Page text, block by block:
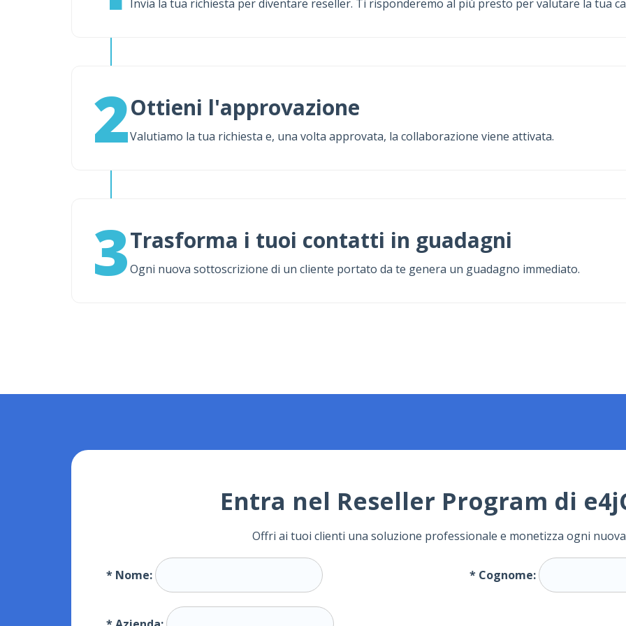
Invia la tua richiesta per diventare reseller. Ti risponderemo al più presto per valutare la tua
2Ottieni l'approvazione
Valutiamo la tua richiesta e, una volta approvata, la collaborazione viene attivata.
3Trasforma i tuoi contatti in guadagni
Ogni nuova sottoscrizione di un cliente portato da te genera un guadagno immediato.
Entra nel Reseller Program di
Offri ai tuoi clienti una soluzione professionale e monetizza ogni
* Nome: * Cognome: